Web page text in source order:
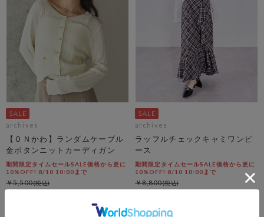
archives
【ＯＮかわ】ランダムケーブル
金ボタンニットカーディガン
期間限定タイムセールSALE価格から更に
10%OFF! 8/10 10:00まで
￥5,500
archives
ラッフルチェックキャミワンピ
ース
期間限定タイムセールSALE価格から更に
10%OFF! 8/10 10:00まで
￥8,800